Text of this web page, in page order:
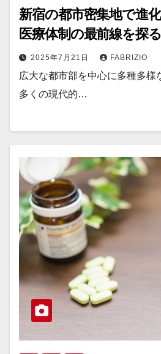
新宿の都市密集地で進
医療体制の最前線を探る
2025年7月21日 FABRIZIO
広大な都市部を中心に多種多様
多くの現代的…